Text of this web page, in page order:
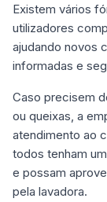
Existem vários
utilizadores
ajudando novos
informadas e
Caso precisem
ou queixas, a
atendimento ao
todos tenham
e possam
pela lavadora.